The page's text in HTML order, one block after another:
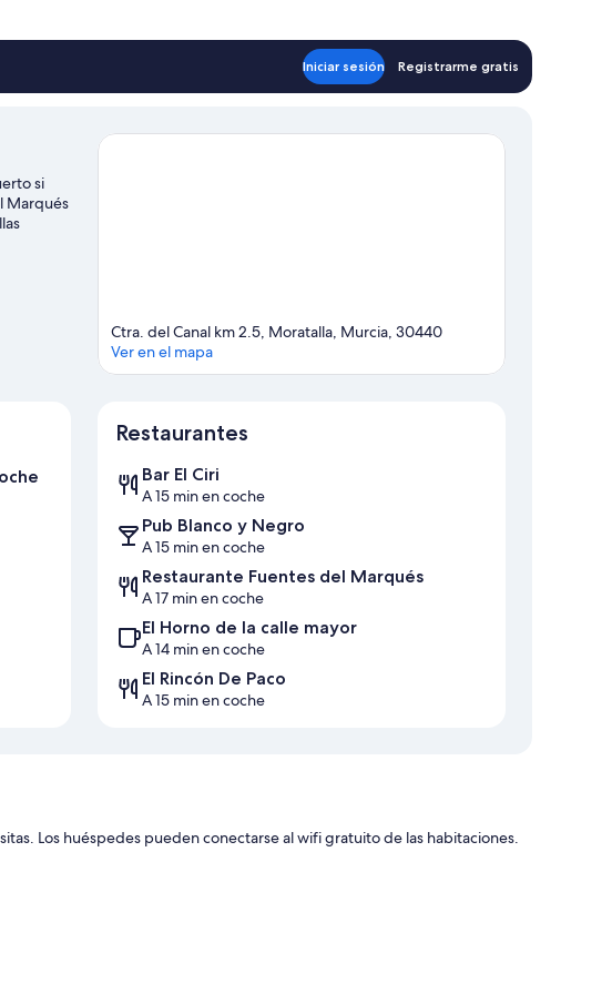
Iniciar sesión Registrarme gratis
si
Marqués
Ctra. del Canal km 2.5, Moratalla, Murcia, 30440
Ver en el mapa
Restaurantes
Bar El Ciri
A 15 min en coche
Pub Blanco y Negro
A 15 min en coche
Restaurante Fuentes del Marqués
A 17 min en coche
El Horno de la calle mayor
A 14 min en coche
El Rincón De Paco
A 15 min en coche
Los huéspedes pueden conectarse al wifi gratuito de las habitaciones.